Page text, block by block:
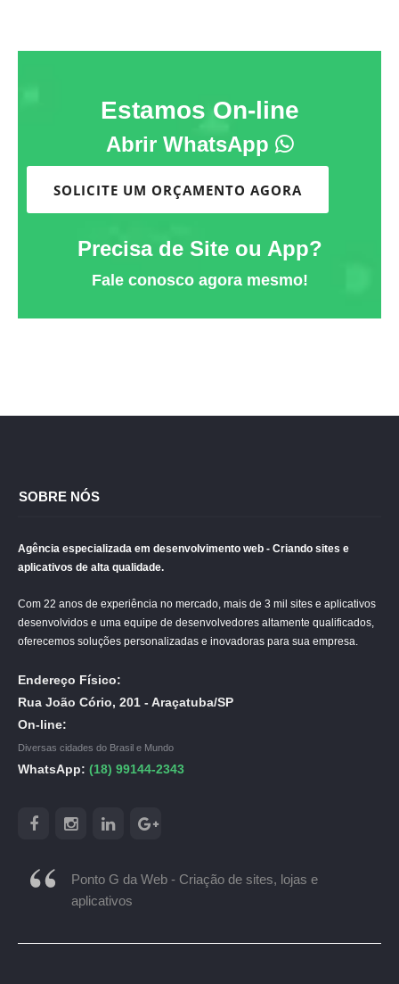
Estamos On-line
Abrir WhatsApp
SOLICITE UM ORÇAMENTO AGORA
Precisa de Site ou App?
Fale conosco agora mesmo!
SOBRE NÓS
Agência especializada em desenvolvimento web - Criando sites e
aplicativos de alta qualidade.
Com 22 anos de experiência no mercado, mais de 3 mil sites e aplicativos
desenvolvidos e uma equipe de desenvolvedores altamente qualificados,
oferecemos soluções personalizadas e inovadoras para sua empresa.
Endereço Físico:
Rua João Cório, 201 - Araçatuba/SP
On-line:
Diversas cidades do Brasil e Mundo
WhatsApp: (18) 99144-2343
Ponto G da Web - Criação de sites, lojas e
aplicativos